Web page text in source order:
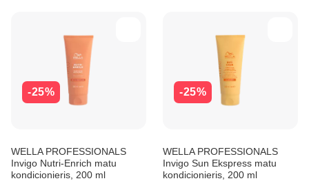
-25%
WELLA PROFESSIONALS
Invigo Nutri-Enrich matu
kondicionieris, 200 ml
-25%
WELLA PROFESSIONALS
Invigo Sun Ekspress matu
kondicionieris, 200 ml